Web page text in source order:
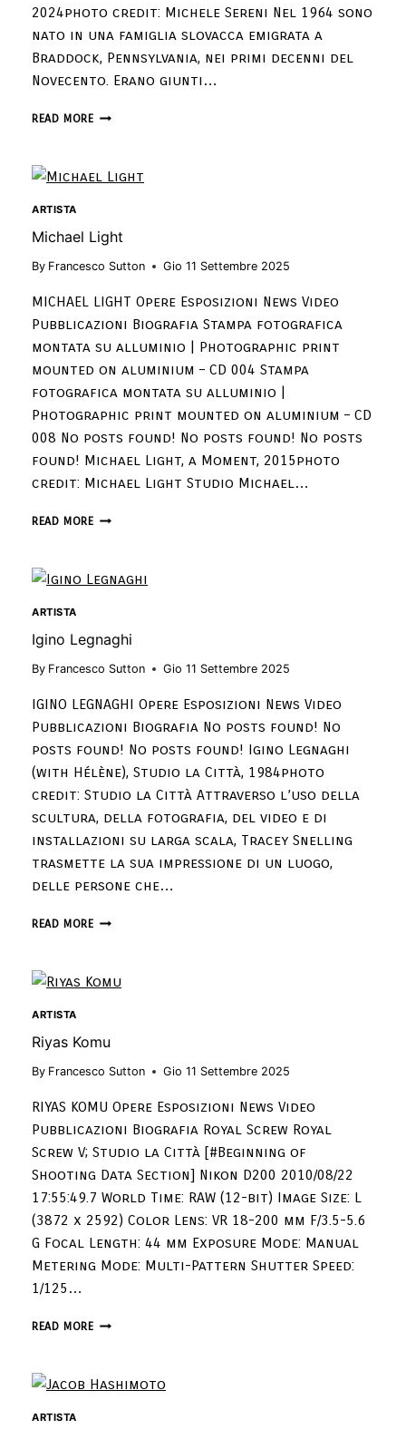
2024photo credit: Michele Sereni Nel 1964 sono
nato in una famiglia slovacca emigrata a
Braddock, Pennsylvania, nei primi decenni del
Novecento. Erano giunti…
READ MORE
ARTISTA
Michael Light
By Francesco Sutton Gio 11 Settembre 2025
MICHAEL LIGHT Opere Esposizioni News Video
Pubblicazioni Biografia Stampa fotografica
montata su alluminio | Photographic print
mounted on aluminium – CD 004 Stampa
fotografica montata su alluminio |
Photographic print mounted on aluminium – CD
008 No posts found! No posts found! No posts
found! Michael Light, a Moment, 2015photo
credit: Michael Light Studio Michael…
READ MORE
ARTISTA
Igino Legnaghi
By Francesco Sutton Gio 11 Settembre 2025
IGINO LEGNAGHI Opere Esposizioni News Video
Pubblicazioni Biografia No posts found! No
posts found! No posts found! Igino Legnaghi
(with Hélène), Studio la Città, 1984photo
credit: Studio la Città Attraverso l’uso della
scultura, della fotografia, del video e di
installazioni su larga scala, Tracey Snelling
trasmette la sua impressione di un luogo,
delle persone che…
READ MORE
ARTISTA
Riyas Komu
By Francesco Sutton Gio 11 Settembre 2025
RIYAS KOMU Opere Esposizioni News Video
Pubblicazioni Biografia Royal Screw Royal
Screw V; Studio la Città [#Beginning of
Shooting Data Section] Nikon D200 2010/08/22
17:55:49.7 World Time: RAW (12-bit) Image Size: L
(3872 x 2592) Color Lens: VR 18-200 mm F/3.5-5.6
G Focal Length: 44 mm Exposure Mode: Manual
Metering Mode: Multi-Pattern Shutter Speed:
1/125…
READ MORE
ARTISTA